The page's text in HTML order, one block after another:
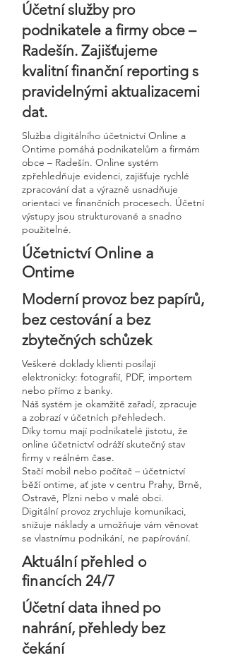
Účetní služby pro
podnikatele a firmy obce –
Radešín. Zajišťujeme
kvalitní finanční reporting s
pravidelnými aktualizacemi
dat.
Služba digitálního účetnictví Online a
Ontime pomáhá podnikatelům a firmám
obce – Radešín. Online systém
zpřehledňuje evidenci, zajišťuje rychlé
zpracování dat a výrazně usnadňuje
orientaci ve finančních procesech. Účetní
výstupy jsou strukturované a snadno
použitelné.
Účetnictví Online a
Ontime
Moderní provoz bez papírů,
bez cestování a bez
zbytečných schůzek
Veškeré doklady klienti posílají
elektronicky: fotografií, PDF, importem
nebo přímo z banky.
Náš systém je okamžitě zařadí, zpracuje
a zobrazí v účetních přehledech.
Díky tomu mají podnikatelé jistotu, že
online účetnictví odráží skutečný stav
firmy v reálném čase.
Stačí mobil nebo počítač – účetnictví
běží ontime, ať jste v centru Prahy, Brně,
Ostravě, Plzni nebo v malé obci.
Digitální provoz zrychluje komunikaci,
snižuje náklady a umožňuje vám věnovat
se vlastnímu podnikání, ne papírování.
Aktuální přehled o
financích 24/7
Účetní data ihned po
nahrání, přehledy bez
čekání